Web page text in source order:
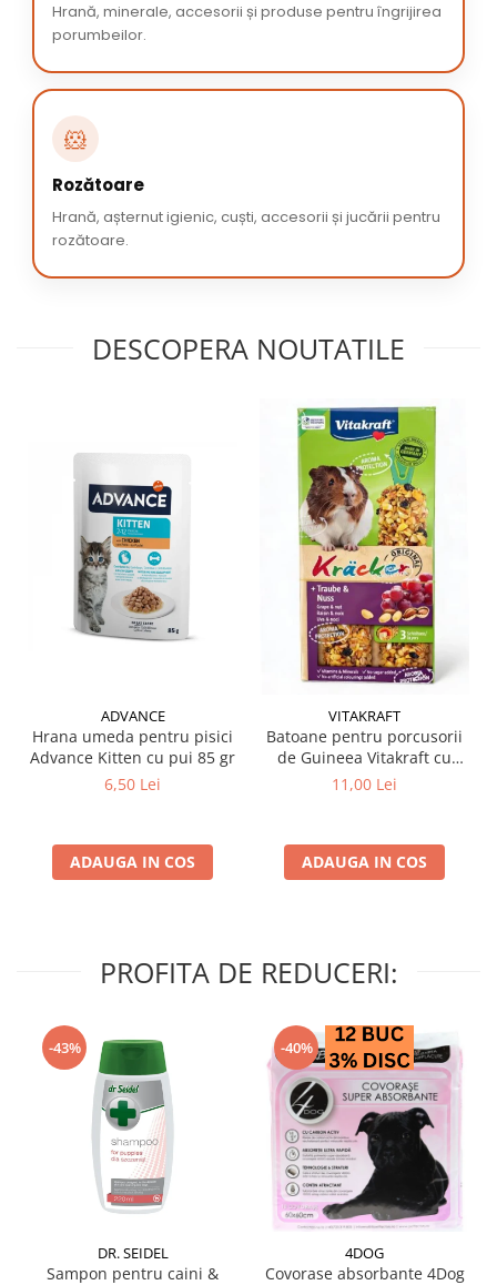
Hrană, minerale, accesorii și produse pentru îngrijirea
porumbeilor.
🐹
Rozătoare
Hrană, așternut igienic, cuști, accesorii și jucării pentru
rozătoare.
DESCOPERA NOUTATILE
ADVANCE
Hrana umeda pentru pisici
Advance Kitten cu pui 85 gr
6,50 Lei
ADAUGA IN COS
VITAKRAFT
Batoane pentru porcusorii
de Guineea Vitakraft cu
struguri & nuci 2 buc
11,00 Lei
ADAUGA IN COS
PROFITA DE REDUCERI:
-43%
DR. SEIDEL
Sampon pentru caini &
-40%
4DOG
Covorase absorbante 4Dog